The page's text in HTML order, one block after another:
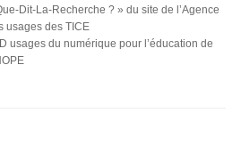
Dit-La-Recherche ? » du site de l’Agence
usages des TICE
usages du numérique pour l’éducation de